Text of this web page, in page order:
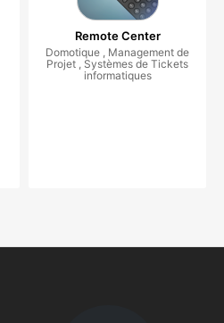
Remote Center
Domotique , Management de
Projet , Systèmes de Tickets
informatiques